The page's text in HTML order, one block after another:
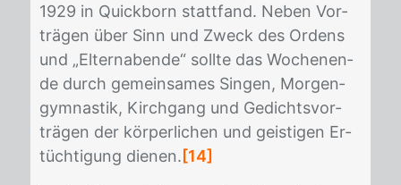
1929 in Quick­born statt­fand. Ne­ben Vor­
trä­gen über Sinn und Zweck des Or­dens
und „El­tern­aben­de“ soll­te das Wo­chen­en­
de durch ge­mein­sa­mes Sin­gen, Mor­gen­
gym­nas­tik, Kirch­gang und Ge­dichts­vor­
trä­gen der kör­per­li­chen und geis­ti­gen Er­
tüch­ti­gung die­nen.[14]